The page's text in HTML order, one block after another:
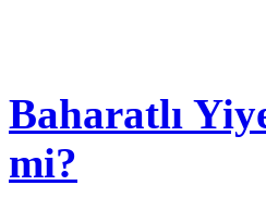
Baharatlı
mi?